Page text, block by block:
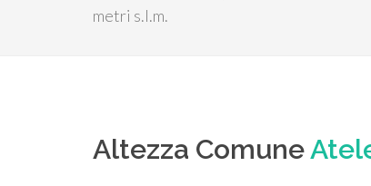
metri s.l.m.
Altezza Comune